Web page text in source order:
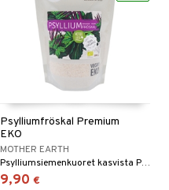
Psylliumfröskal Premium
EKO
MOTHER EARTH
Psylliumsiemenkuoret kasvista Plantago ovata, joka on peräisin Intiasta ja Pakistanista.
9,90 €